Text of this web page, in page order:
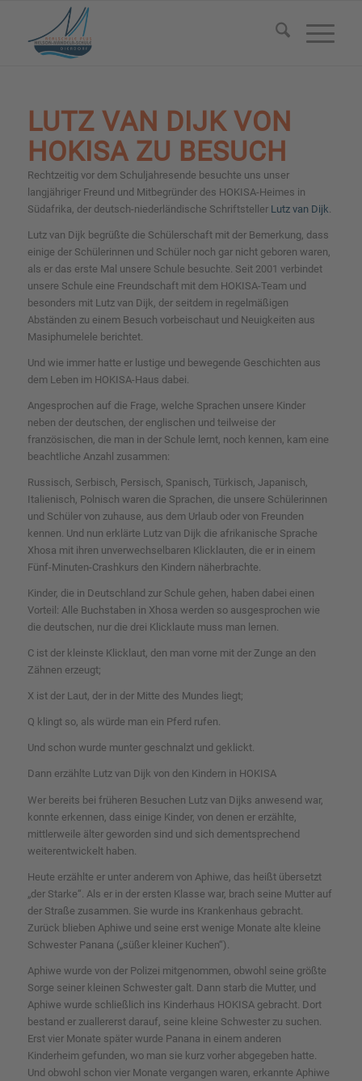
LUTZ VAN DIJK VON
HOKISA ZU BESUCH
Rechtzeitig vor dem Schuljahresende besuchte uns unser
langjähriger Freund und Mitbegründer des HOKISA-Heimes in
Südafrika, der deutsch-niederländische Schriftsteller Lutz van Dijk.
Lutz van Dijk begrüßte die Schülerschaft mit der Bemerkung, dass
einige der Schülerinnen und Schüler noch gar nicht geboren waren,
als er das erste Mal unsere Schule besuchte. Seit 2001 verbindet
unsere Schule eine Freundschaft mit dem HOKISA-Team und
besonders mit Lutz van Dijk, der seitdem in regelmäßigen
Abständen zu einem Besuch vorbeischaut und Neuigkeiten aus
Masiphumelele berichtet.
Und wie immer hatte er lustige und bewegende Geschichten aus
dem Leben im HOKISA-Haus dabei.
Angesprochen auf die Frage, welche Sprachen unsere Kinder
neben der deutschen, der englischen und teilweise der
französischen, die man in der Schule lernt, noch kennen, kam eine
beachtliche Anzahl zusammen:
Russisch, Serbisch, Persisch, Spanisch, Türkisch, Japanisch,
Italienisch, Polnisch waren die Sprachen, die unsere Schülerinnen
und Schüler von zuhause, aus dem Urlaub oder von Freunden
kennen. Und nun erklärte Lutz van Dijk die afrikanische Sprache
Xhosa mit ihren unverwechselbaren Klicklauten, die er in einem
Fünf-Minuten-Crashkurs den Kindern näherbrachte.
Kinder, die in Deutschland zur Schule gehen, haben dabei einen
Vorteil: Alle Buchstaben in Xhosa werden so ausgesprochen wie
die deutschen, nur die drei Klicklaute muss man lernen.
C ist der kleinste Klicklaut, den man vorne mit der Zunge an den
Zähnen erzeugt;
X ist der Laut, der in der Mitte des Mundes liegt;
Q klingt so, als würde man ein Pferd rufen.
Und schon wurde munter geschnalzt und geklickt.
Dann erzählte Lutz van Dijk von den Kindern in HOKISA
Wer bereits bei früheren Besuchen Lutz van Dijks anwesend war,
konnte erkennen, dass einige Kinder, von denen er erzählte,
mittlerweile älter geworden sind und sich dementsprechend
weiterentwickelt haben.
Heute erzählte er unter anderem von Aphiwe, das heißt übersetzt
„der Starke“. Als er in der ersten Klasse war, brach seine Mutter auf
der Straße zusammen. Sie wurde ins Krankenhaus gebracht.
Zurück blieben Aphiwe und seine erst wenige Monate alte kleine
Schwester Panana („süßer kleiner Kuchen“).
Aphiwe wurde von der Polizei mitgenommen, obwohl seine größte
Sorge seiner kleinen Schwester galt. Dann starb die Mutter, und
Aphiwe wurde schließlich ins Kinderhaus HOKISA gebracht. Dort
bestand er zuallererst darauf, seine kleine Schwester zu suchen.
Erst vier Monate später wurde Panana in einem anderen
Kinderheim gefunden, wo man sie kurz vorher abgegeben hatte.
Und obwohl schon vier Monate vergangen waren, erkannte Aphiwe